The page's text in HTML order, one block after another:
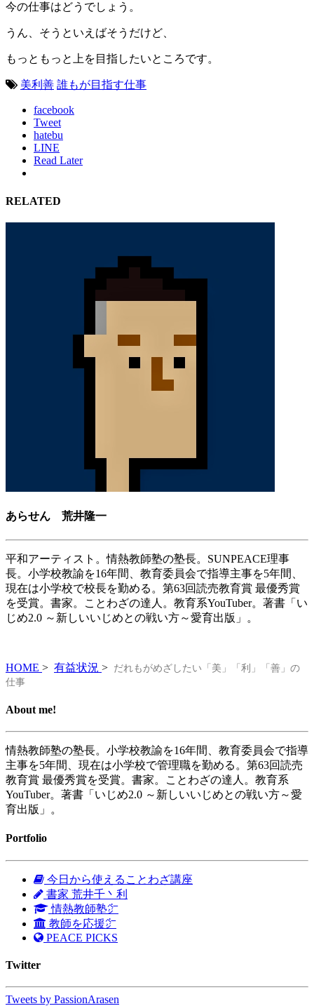
今の仕事はどうでしょう。
うん、そうといえばそうだけど、
もっともっと上を目指したいところです。
美利善 誰もが目指す仕事
facebook
Tweet
hatebu
LINE
Read Later
RELATED
あらせん 荒井隆一
平和アーティスト。情熱教師塾の塾長。SUNPEACE理事
長。小学校教諭を16年間、教育委員会で指導主事を5年間、
現在は小学校で校長を勤める。第63回読売教育賞 最優秀賞
を受賞。書家。ことわざの達人。教育系YouTuber。著書「い
じめ2.0 ～新しいいじめとの戦い方～愛育出版」。
HOME > 有益状況 > だれもがめざしたい「美」「利」「善」の
仕事
About me!
情熱教師塾の塾長。小学校教諭を16年間、教育委員会で指導
主事を5年間、現在は小学校で管理職を勤める。第63回読売
教育賞 最優秀賞を受賞。書家。ことわざの達人。教育系
YouTuber。著書「いじめ2.0 ～新しいいじめとの戦い方～愛
育出版」。
Portfolio
今日から使えることわざ講座
書家 荒井千丶利
情熱教師塾㌻
教師を応援㌻
PEACE PICKS
Twitter
Tweets by PassionArasen